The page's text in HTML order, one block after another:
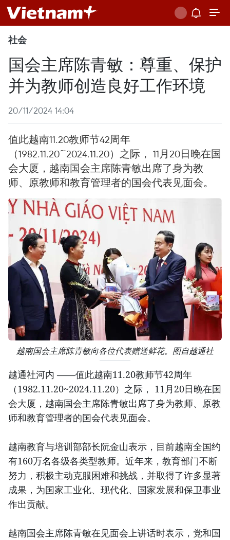
社会
国会主席陈青敏：尊重、保护
并为教师创造良好工作环境
20/11/2024 14:04
值此越南11.20教师节42周年
（1982.11.20~2024.11.20）之际， 11月20日晚在国
会大厦，越南国会主席陈青敏出席了身为教
师、原教师和教育管理者的国会代表见面会。
越南国会主席陈青敏向各位代表赠送鲜花。图自越通社
越通社河内 ——值此越南11.20教师节42周年
（1982.11.20~2024.11.20）之际， 11月20日晚在国
会大厦，越南国会主席陈青敏出席了身为教师、原教
师和教育管理者的国会代表见面会。
越南教育与培训部部长阮金山表示，目前越南全国约
有160万名各级各类型教师。近年来，教育部门不断
努力，积极主动克服困难和挑战，并取得了许多显著
成果，为国家工业化、现代化、国家发展和保卫事业
作出贡献。
越南国会主席陈青敏在见面会上讲话时表示，党和国